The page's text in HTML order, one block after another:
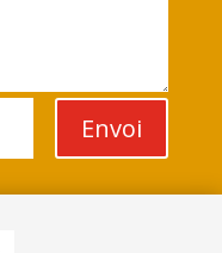
Envoi